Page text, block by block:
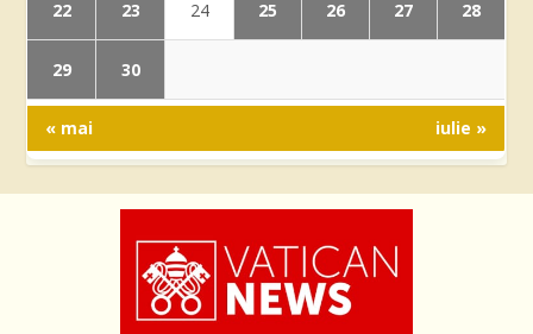
22 23 24 25 26 27 28
29 30
« mai iulie »